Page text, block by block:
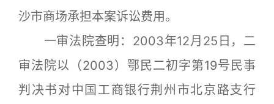
沙市商场承担本案诉讼费用。
一审法院查明：2003年12月25日，二
审法院以（2003）鄂民二初字第19号民事
判决书对中国工商银行荆州市北京路支行